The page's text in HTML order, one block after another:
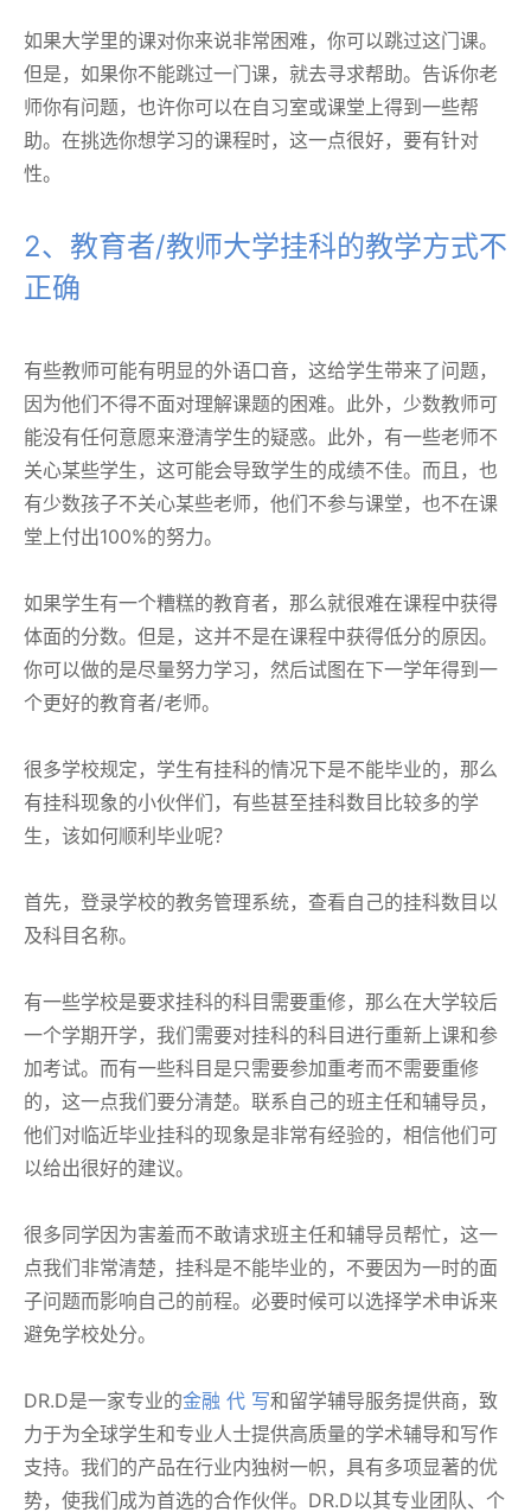
如果大学里的课对你来说非常困难，你可以跳过这门课。
但是，如果你不能跳过一门课，就去寻求帮助。告诉你老
师你有问题，也许你可以在自习室或课堂上得到一些帮
助。在挑选你想学习的课程时，这一点很好，要有针对
性。
2、教育者/教师大学挂科的教学方式不
正确
有些教师可能有明显的外语口音，这给学生带来了问题，
因为他们不得不面对理解课题的困难。此外，少数教师可
能没有任何意愿来澄清学生的疑惑。此外，有一些老师不
关心某些学生，这可能会导致学生的成绩不佳。而且，也
有少数孩子不关心某些老师，他们不参与课堂，也不在课
堂上付出100%的努力。
如果学生有一个糟糕的教育者，那么就很难在课程中获得
体面的分数。但是，这并不是在课程中获得低分的原因。
你可以做的是尽量努力学习，然后试图在下一学年得到一
个更好的教育者/老师。
很多学校规定，学生有挂科的情况下是不能毕业的，那么
有挂科现象的小伙伴们，有些甚至挂科数目比较多的学
生，该如何顺利毕业呢？
首先，登录学校的教务管理系统，查看自己的挂科数目以
及科目名称。
有一些学校是要求挂科的科目需要重修，那么在大学较后
一个学期开学，我们需要对挂科的科目进行重新上课和参
加考试。而有一些科目是只需要参加重考而不需要重修
的，这一点我们要分清楚。联系自己的班主任和辅导员，
他们对临近毕业挂科的现象是非常有经验的，相信他们可
以给出很好的建议。
很多同学因为害羞而不敢请求班主任和辅导员帮忙，这一
点我们非常清楚，挂科是不能毕业的，不要因为一时的面
子问题而影响自己的前程。必要时候可以选择学术申诉来
避免学校处分。
DR.D是一家专业的金融 代 写和留学辅导服务提供商，致
力于为全球学生和专业人士提供高质量的学术辅导和写作
支持。我们的产品在行业内独树一帜，具有多项显著的优
势，使我们成为首选的合作伙伴。DR.D以其专业团队、个